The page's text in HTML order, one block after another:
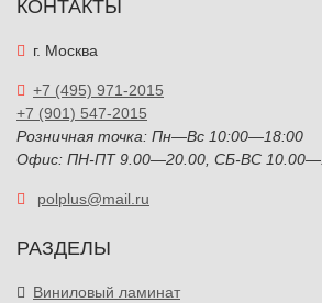
КОНТАКТЫ
г. Москва
+7 (495) 971-2015
+7 (901) 547-2015
Розничная точка: Пн—Вс 10:00—18:00
Офис: ПН-ПТ 9.00—20.00, СБ-ВС
polplus@mail.ru
РАЗДЕЛЫ
Виниловый ламинат